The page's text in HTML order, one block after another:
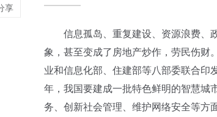
信息孤岛、重复建设、资源浪费、
象，甚至变成了房地产炒作，劳民伤财
业和信息化部、住建部等八部委联合印
年，我国要建成一批特色鲜明的智慧城
务、创新社会管理、维护网络安全等方
享